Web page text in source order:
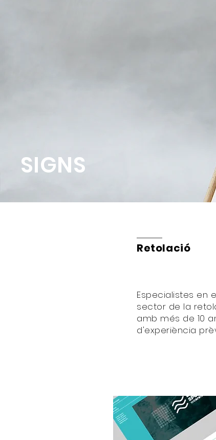
SIGNS
Retolació
Especialistes en
sector de la
amb més de 10
d'experiència